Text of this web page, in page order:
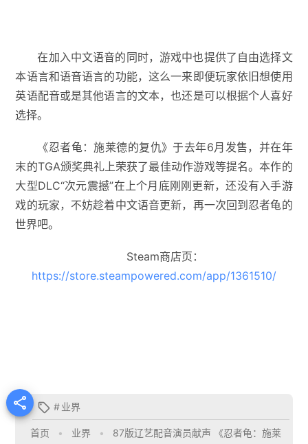
在加入中文语音的同时，游戏中也提供了自由选择文
本语言和语音语言的功能，这么一来即便玩家依旧想使用
英语配音或是其他语言的文本，也还是可以根据个人喜好
选择。
《忍者龟：施莱德的复仇》于去年6月发售，并在年
末的TGA颁奖典礼上荣获了最佳动作游戏等提名。本作的
大型DLC“次元震撼”在上个月底刚刚更新，还没有入手游
戏的玩家，不妨趁着中文语音更新，再一次回到忍者龟的
世界吧。
Steam商店页：
https://store.steampowered.com/app/1361510/
  #业界
首页 • 业界 •
87版辽艺配音演员献声 《忍者龟：施莱